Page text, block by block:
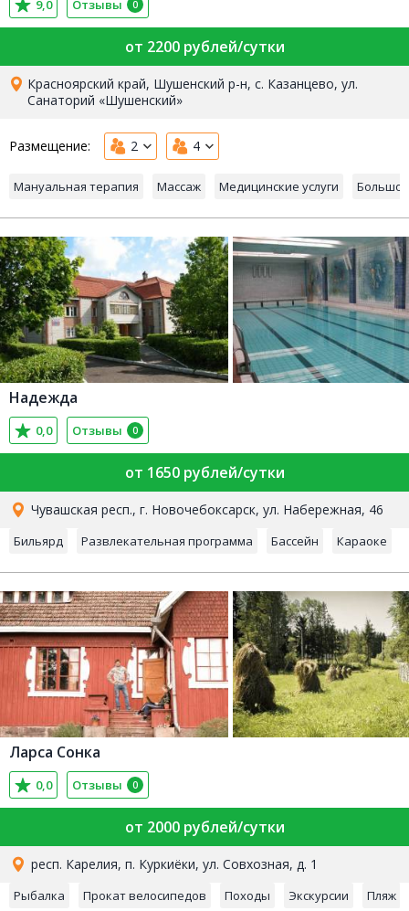
9,0 Отзывы 0
от 2200 рублей/сутки
Красноярский край, Шушенский р-н, с. Казанцево, ул.
Санаторий «Шушенский»
Размещение: 2 4
Мануальная терапия Массаж Медицинские услуги
Надежда
0,0 Отзывы 0
от 1650 рублей/сутки
Чувашская респ., г. Новочебоксарск, ул. Набережная, 46
Бильярд Развлекательная программа Бассейн Караоке
Ларса Сонка
0,0 Отзывы 0
от 2000 рублей/сутки
респ. Карелия, п. Куркиёки, ул. Совхозная, д. 1
Рыбалка Прокат велосипедов Походы Экскурсии Пляж